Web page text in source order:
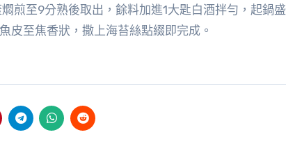
煎至9分熟後取出，餘料加進1大匙白酒拌勻，起鍋盛
皮至焦香狀，撒上海苔絲點綴即完成。